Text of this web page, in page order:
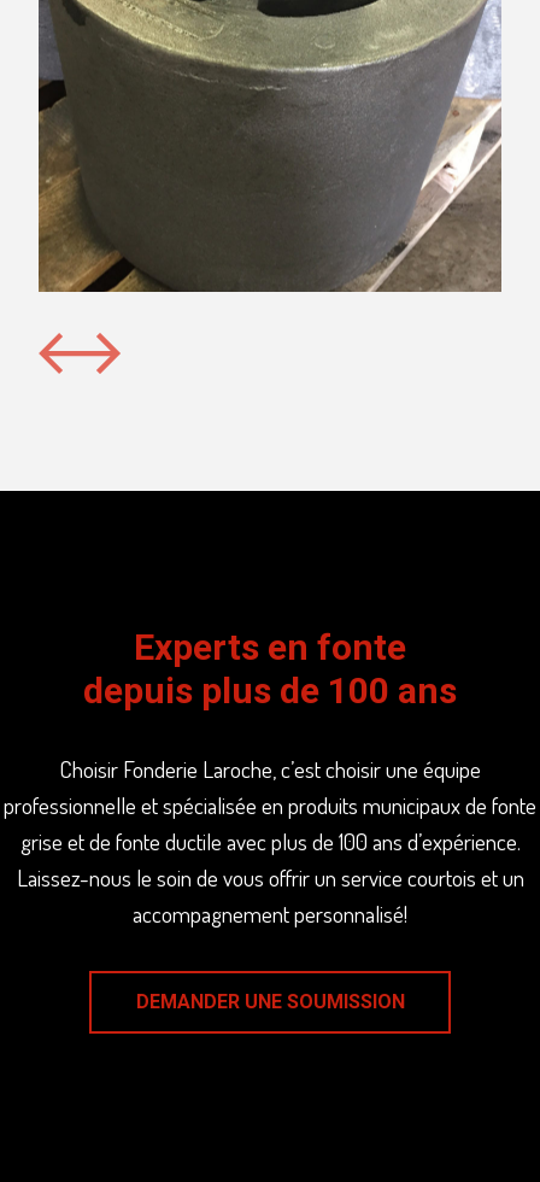
Experts en fonte
depuis plus de 100 ans
Choisir Fonderie Laroche, c’est choisir une équipe
professionnelle et spécialisée en produits municipaux de fonte
grise et de fonte ductile avec plus de 100 ans d’expérience.
Laissez-nous le soin de vous offrir un service courtois et un
accompagnement personnalisé!
DEMANDER UNE SOUMISSION